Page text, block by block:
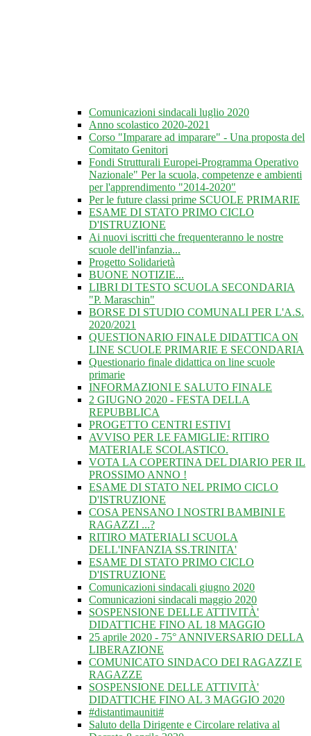
Comunicazioni sindacali luglio 2020
Anno scolastico 2020-2021
Corso "Imparare ad imparare" - Una proposta del
Comitato Genitori
Fondi Strutturali Europei-Programma Operativo
Nazionale" Per la scuola, competenze e ambienti
per l'apprendimento "2014-2020"
Per le future classi prime SCUOLE PRIMARIE
ESAME DI STATO PRIMO CICLO
D'ISTRUZIONE
Ai nuovi iscritti che frequenteranno le nostre
scuole dell'infanzia...
Progetto Solidarietà
BUONE NOTIZIE...
LIBRI DI TESTO SCUOLA SECONDARIA
"P. Maraschin"
BORSE DI STUDIO COMUNALI PER L'A.S.
2020/2021
QUESTIONARIO FINALE DIDATTICA ON
LINE SCUOLE PRIMARIE E SECONDARIA
Questionario finale didattica on line scuole
primarie
INFORMAZIONI E SALUTO FINALE
2 GIUGNO 2020 - FESTA DELLA
REPUBBLICA
PROGETTO CENTRI ESTIVI
AVVISO PER LE FAMIGLIE: RITIRO
MATERIALE SCOLASTICO.
VOTA LA COPERTINA DEL DIARIO PER IL
PROSSIMO ANNO !
ESAME DI STATO NEL PRIMO CICLO
D'ISTRUZIONE
COSA PENSANO I NOSTRI BAMBINI E
RAGAZZI ...?
RITIRO MATERIALI SCUOLA
DELL'INFANZIA SS.TRINITA'
ESAME DI STATO PRIMO CICLO
D'ISTRUZIONE
Comunicazioni sindacali giugno 2020
Comunicazioni sindacali maggio 2020
SOSPENSIONE DELLE ATTIVITÀ'
DIDATTICHE FINO AL 18 MAGGIO
25 aprile 2020 - 75° ANNIVERSARIO DELLA
LIBERAZIONE
COMUNICATO SINDACO DEI RAGAZZI E
RAGAZZE
SOSPENSIONE DELLE ATTIVITÀ'
DIDATTICHE FINO AL 3 MAGGIO 2020
#distantimauniti#
Saluto della Dirigente e Circolare relativa al